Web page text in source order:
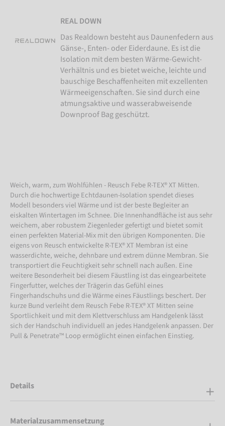
REAL DOWN
Das Realdown besteht aus Daunenfedern aus
Gänse-, Enten- oder Eiderdaune. Es ist die
Isolation mit dem besten Wärme-Gewicht-
Verhältnis und es bietet weiche, leichte und
bauschige Beschaffenheiten mit exzellenten
Wärmeeigenschaften. Sie sind durch eine
atmungsaktive und wasserabweisende
Downproof Bag geschützt.
Weich, warm, zum Wohlfühlen - Reusch Febe R-TEX® XT Mitten.
Durch die hochwertige Echtdaunen-Isolation spendet dieses
Modell besonders viel Wärme und ist der beste Begleiter an
eiskalten Wintertagen im Schnee. Die Innenhandfläche ist aus sehr
weichem, aber robustem Ziegenleder gefertigt und bietet somit
einen perfekten Material-Mix mit den übrigen Komponenten. Die
eigens von Reusch entwickelte R-TEX® XT Membran ist eine
wasserdichte, weiche, dehnbare und extrem dünne Membran. Sie
transportiert die Feuchtigkeit sehr schnell nach außen. Eine
weitere Besonderheit bei diesem Fäustling ist das eingearbeitete
Fingerfutter, welches der Trägerin das Gefühl eines
Fingerhandschuhs und die Wärme eines Fäustlings beschert. Der
kurze Bund verleiht dem Reusch Febe R-TEX® XT Mitten seine
Sportlichkeit und mit dem Klettverschluss am Handgelenk lässt
sich der Handschuh individuell an jedes Handgelenk anpassen. Der
Pull & Penetrate™ Loop ermöglicht einen einfachen Einstieg.
Details
Materialzusammensetzung